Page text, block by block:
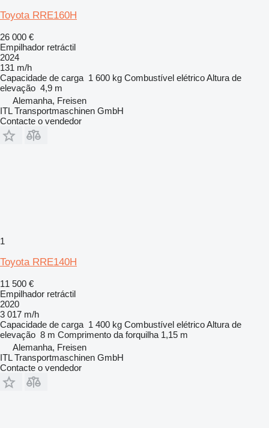
Toyota RRE160H
26 000 €
Empilhador retráctil
2024
131 m/h
Capacidade de carga 1 600 kg Combustível elétricoAltura de
elevação 4,9 m
Alemanha, Freisen
ITL Transportmaschinen GmbH
Contacte o vendedor
1
Toyota RRE140H
11 500 €
Empilhador retráctil
2020
3 017 m/h
Capacidade de carga 1 400 kg Combustível elétricoAltura de
elevação 8 m Comprimento da forquilha 1,15 m
Alemanha, Freisen
ITL Transportmaschinen GmbH
Contacte o vendedor